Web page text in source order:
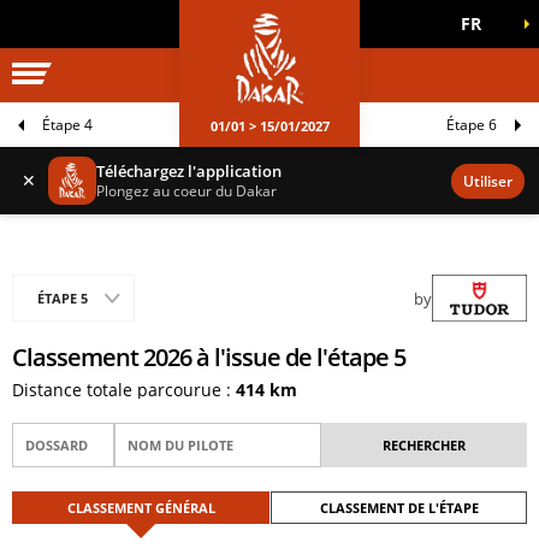
DAKAR
OFFICIELS FR
01/01 > 15/01/2027
Étape 4 Étape 6
✕ Téléchargez l'application
Plongez au coeur du Dakar Utiliser
Classement 2026 à l'issue de l'étape 5
Distance totale parcourue : 414 km
by
ÉTAPE 5
CLASSEMENT GÉNÉRAL CLASSEMENT DE L'ÉTAPE